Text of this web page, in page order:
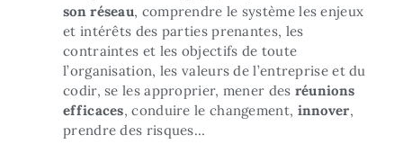
son réseau, comprendre le système les enjeux
et intérêts des parties prenantes, les
contraintes et les objectifs de toute
l’organisation, les valeurs de l’entreprise et du
codir, se les approprier, mener des réunions
efficaces, conduire le changement, innover,
prendre des risques…